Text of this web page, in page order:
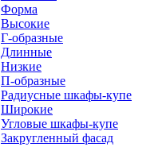
Форма
Высокие
Г-образные
Длинные
Низкие
П-образные
Радиусные шкафы-купе
Широкие
Угловые шкафы-купе
Закругленный фасад